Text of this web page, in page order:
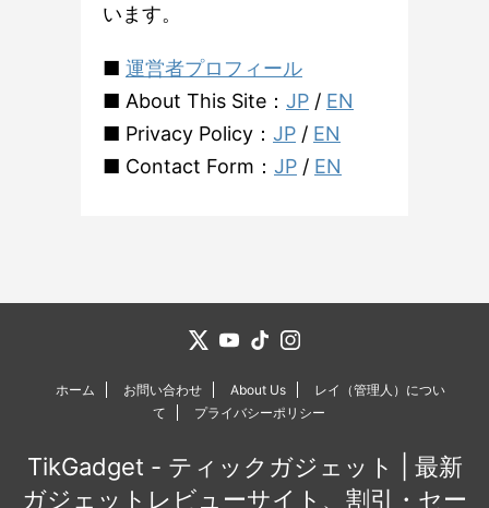
います。
■ 運営者プロフィール
■ About This Site： JP / EN
■ Privacy Policy： JP / EN
■ Contact Form： JP / EN
ホーム お問い合わせ About Us
レイ（管理人）につい
て
プライバシーポリシー
TikGadget - ティックガジェット | 最新
ガジェットレビューサイト、割引・セー